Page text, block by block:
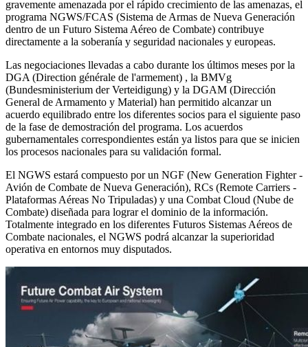
gravemente amenazada por el rápido crecimiento de las amenazas, el
programa NGWS/FCAS (Sistema de Armas de Nueva Generación
dentro de un Futuro Sistema Aéreo de Combate) contribuye
directamente a la soberanía y seguridad nacionales y europeas.
Las negociaciones llevadas a cabo durante los últimos meses por la
DGA (Direction générale de l'armement) , la BMVg
(Bundesministerium der Verteidigung) y la DGAM (Dirección
General de Armamento y Material) han permitido alcanzar un
acuerdo equilibrado entre los diferentes socios para el siguiente paso
de la fase de demostración del programa. Los acuerdos
gubernamentales correspondientes están ya listos para que se inicien
los procesos nacionales para su validación formal.
El NGWS estará compuesto por un NGF (New Generation Fighter -
Avión de Combate de Nueva Generación), RCs (Remote Carriers -
Plataformas Aéreas No Tripuladas) y una Combat Cloud (Nube de
Combate) diseñada para lograr el dominio de la información.
Totalmente integrado en los diferentes Futuros Sistemas Aéreos de
Combate nacionales, el NGWS podrá alcanzar la superioridad
operativa en entornos muy disputados.